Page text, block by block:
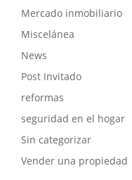
Mercado inmobiliario
Miscelánea
News
Post Invitado
reformas
seguridad en el hogar
Sin categorizar
Vender una propiedad